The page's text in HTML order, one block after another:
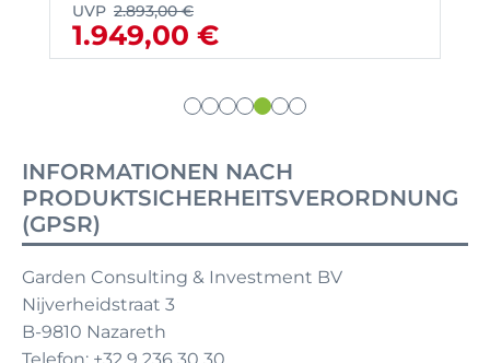
UVP 2.893,00 €
1.949,00 €
INFORMATIONEN NACH
PRODUKTSICHERHEITSVERORDNUNG
(GPSR)
Garden Consulting & Investment BV
Nijverheidstraat 3
B-9810 Nazareth